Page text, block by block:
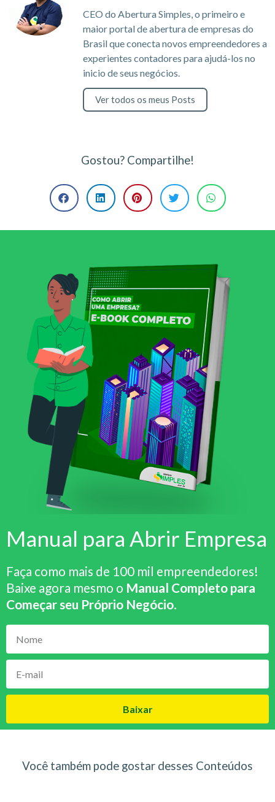
CEO do Abertura Simples, o primeiro e
maior portal de abertura de empresas do
Brasil que conecta novos empreendedores a
experientes contadores para ajudá-los no
inicio de seus negócios.
Ver todos os meus Posts
Gostou? Compartilhe!
Manual para Abrir Empresa
Faça como mais de 100 mil empreendedores!
Baixe agora mesmo o Manual Completo para
Começar seu Próprio Negócio.
Baixar
Você também pode gostar desses Conteúdos